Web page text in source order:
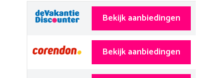
Bekijk aanbiedingen
Bekijk aanbiedingen